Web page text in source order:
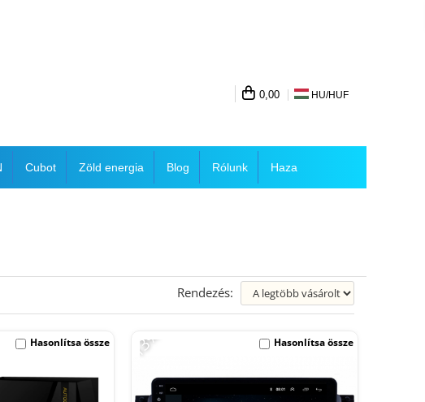
0,00 HU/HUF
Cubot Zöld energia Blog Rólunk Haza
Rendezés:
Hasonlítsa össze -13% Hasonlítsa össze